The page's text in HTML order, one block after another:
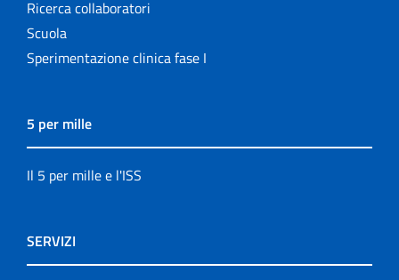
Ricerca collaboratori
Scuola
Sperimentazione clinica fase I
5 per mille
Il 5 per mille e l'ISS
SERVIZI